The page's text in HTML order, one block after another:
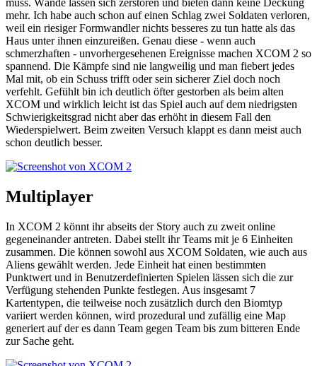
muss. Wände lassen sich zerstören und bieten dann keine Deckung
mehr. Ich habe auch schon auf einen Schlag zwei Soldaten verloren,
weil ein riesiger Formwandler nichts besseres zu tun hatte als das
Haus unter ihnen einzureißen. Genau diese - wenn auch
schmerzhaften - unvorhergesehenen Ereignisse machen XCOM 2 so
spannend. Die Kämpfe sind nie langweilig und man fiebert jedes
Mal mit, ob ein Schuss trifft oder sein sicherer Ziel doch noch
verfehlt. Gefühlt bin ich deutlich öfter gestorben als beim alten
XCOM und wirklich leicht ist das Spiel auch auf dem niedrigsten
Schwierigkeitsgrad nicht aber das erhöht in diesem Fall den
Wiederspielwert. Beim zweiten Versuch klappt es dann meist auch
schon deutlich besser.
Multiplayer
In XCOM 2 könnt ihr abseits der Story auch zu zweit online
gegeneinander antreten. Dabei stellt ihr Teams mit je 6 Einheiten
zusammen. Die können sowohl aus XCOM Soldaten, wie auch aus
Aliens gewählt werden. Jede Einheit hat einen bestimmten
Punktwert und in Benutzerdefinierten Spielen lässen sich die zur
Verfügung stehenden Punkte festlegen. Aus insgesamt 7
Kartentypen, die teilweise noch zusätzlich durch den Biomtyp
variiert werden können, wird prozedural und zufällig eine Map
generiert auf der es dann Team gegen Team bis zum bitteren Ende
zur Sache geht.